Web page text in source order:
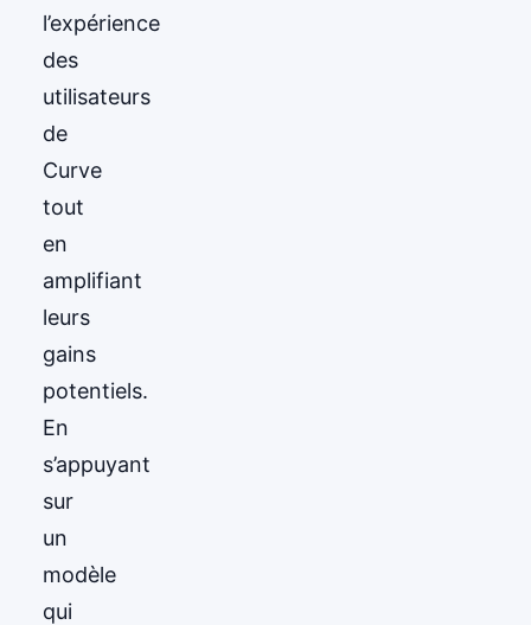
l’expérience
des
utilisateurs
de
Curve
tout
en
amplifiant
leurs
gains
potentiels.
En
s’appuyant
sur
un
modèle
qui